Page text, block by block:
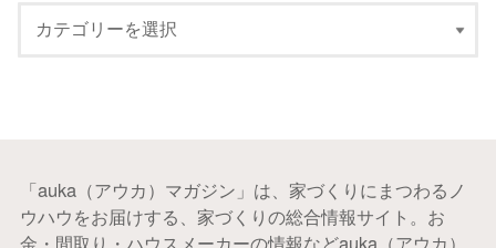
「auka（アウカ）マガジン」は、家づくりにまつわるノ
ウハウをお届けする、家づくりの総合情報サイト。お
金・間取り・ハウスメーカーの情報などauka（アウカ）